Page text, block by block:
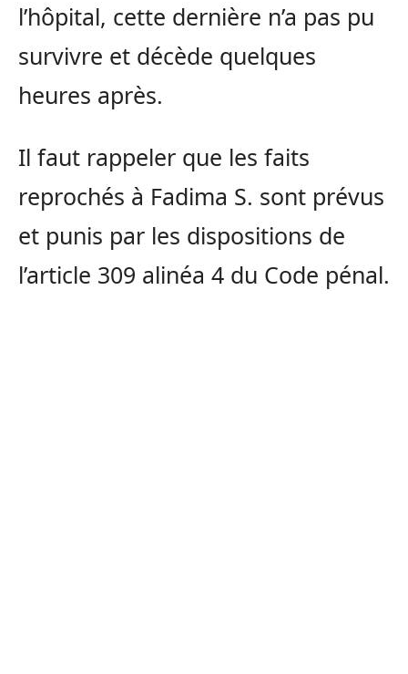
l’hôpital, cette dernière n’a pas pu
survivre et décède quelques
heures après.
Il faut rappeler que les faits
reprochés à Fadima S. sont prévus
et punis par les dispositions de
l’article 309 alinéa 4 du Code pénal.